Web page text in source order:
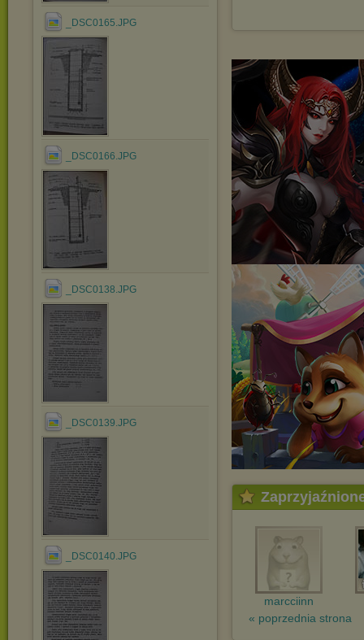
_DSC0165.JPG
_DSC0166.JPG
_DSC0138.JPG
_DSC0139.JPG
_DSC0140.JPG
marcciinn
« poprzednia strona